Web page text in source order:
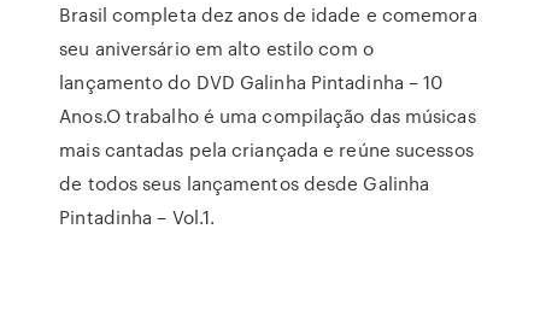
Brasil completa dez anos de idade e comemora
seu aniversário em alto estilo com o
lançamento do DVD Galinha Pintadinha – 10
Anos.O trabalho é uma compilação das músicas
mais cantadas pela criançada e reúne sucessos
de todos seus lançamentos desde Galinha
Pintadinha – Vol.1.